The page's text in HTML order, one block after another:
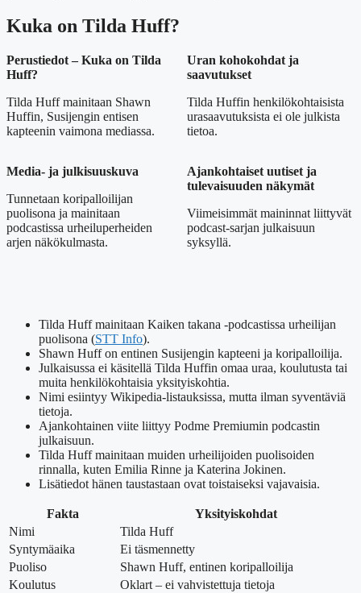
Kuka on Tilda Huff?
Perustiedot – Kuka on Tilda
Huff?
Tilda Huff mainitaan Shawn
Huffin, Susijengin entisen
kapteenin vaimona mediassa.
Uran kohokohdat ja
saavutukset
Tilda Huffin henkilökohtaisista
urasaavutuksista ei ole julkista
tietoa.
Media- ja julkisuuskuva
Tunnetaan koripalloilijan
puolisona ja mainitaan
podcastissa urheiluperheiden
arjen näkökulmasta.
Ajankohtaiset uutiset ja
tulevaisuuden näkymät
Viimeisimmät maininnat liittyvät
podcast-sarjan julkaisuun
syksyllä.
Tilda Huff mainitaan Kaiken takana -podcastissa urheilijan
puolisona (STT Info).
Shawn Huff on entinen Susijengin kapteeni ja koripalloilija.
Julkaisussa ei käsitellä Tilda Huffin omaa uraa, koulutusta tai
muita henkilökohtaisia yksityiskohtia.
Nimi esiintyy Wikipedia-listauksissa, mutta ilman syventäviä
tietoja.
Ajankohtainen viite liittyy Podme Premiumin podcastin
julkaisuun.
Tilda Huff mainitaan muiden urheilijoiden puolisoiden
rinnalla, kuten Emilia Rinne ja Katerina Jokinen.
Lisätiedot hänen taustastaan ovat toistaiseksi vajavaisia.
Fakta
Yksityiskohdat
Nimi
Tilda Huff
Syntymäaika
Ei täsmennetty
Puoliso
Shawn Huff, entinen koripalloilija
Koulutus
Oklart – ei vahvistettuja tietoja